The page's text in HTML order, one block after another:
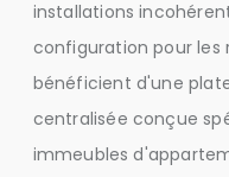
installations
configuration pour les
bénéficient d'une
centralisée conçue
immeubles